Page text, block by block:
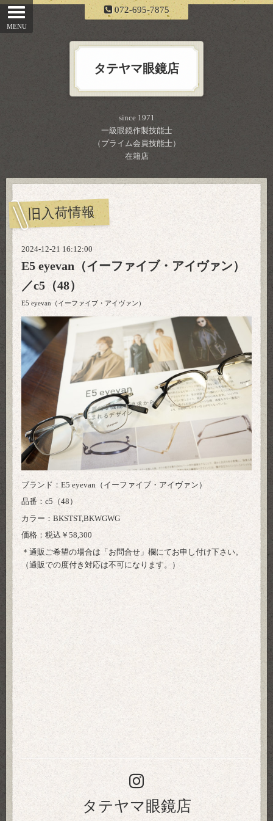
072-695-7875
タテヤマ眼鏡店
since 1971
一級眼鏡作製技能士
（プライム会員技能士）
在籍店
旧入荷情報
2024-12-21 16:12:00
E5 eyevan（イーファイブ・アイヴァン）
／c5（48）
E5 eyevan（イーファイブ・アイヴァン）
ブランド：E5 eyevan（イーファイブ・アイヴァン）
品番：c5（48）
カラー：BKSTST,BKWGWG
価格：税込￥58,300
＊通販ご希望の場合は「 お問合せ 」欄にてお申し付け下さい。
（通販での度付き対応は不可になります。）
タテヤマ眼鏡店